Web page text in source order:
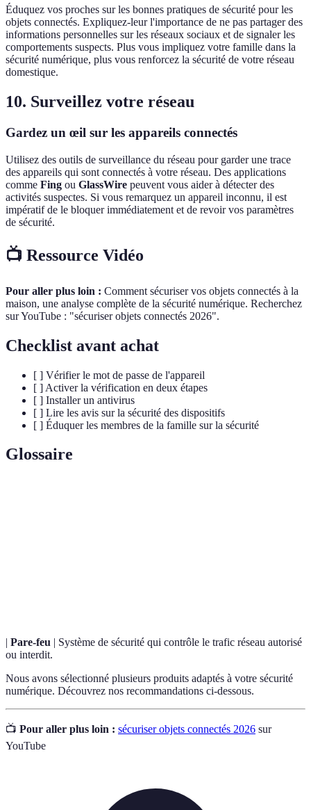
Éduquez vos proches sur les bonnes pratiques de sécurité pour les
objets connectés. Expliquez-leur l'importance de ne pas partager des
informations personnelles sur les réseaux sociaux et de signaler les
comportements suspects. Plus vous impliquez votre famille dans la
sécurité numérique, plus vous renforcez la sécurité de votre réseau
domestique.
10. Surveillez votre réseau
Gardez un œil sur les appareils connectés
Utilisez des outils de surveillance du réseau pour garder une trace
des appareils qui sont connectés à votre réseau. Des applications
comme Fing ou GlassWire peuvent vous aider à détecter des
activités suspectes. Si vous remarquez un appareil inconnu, il est
impératif de le bloquer immédiatement et de revoir vos paramètres
de sécurité.
📺 Ressource Vidéo
Pour aller plus loin : Comment sécuriser vos objets connectés à la
maison, une analyse complète de la sécurité numérique. Recherchez
sur YouTube : "sécuriser objets connectés 2026".
Checklist avant achat
[ ] Vérifier le mot de passe de l'appareil
[ ] Activer la vérification en deux étapes
[ ] Installer un antivirus
[ ] Lire les avis sur la sécurité des dispositifs
[ ] Éduquer les membres de la famille sur la sécurité
Glossaire
| Pare-feu | Système de sécurité qui contrôle le trafic réseau autorisé
ou interdit.
Nous avons sélectionné plusieurs produits adaptés à votre sécurité
numérique. Découvrez nos recommandations ci-dessous.
📺 Pour aller plus loin : sécuriser objets connectés 2026 sur
YouTube